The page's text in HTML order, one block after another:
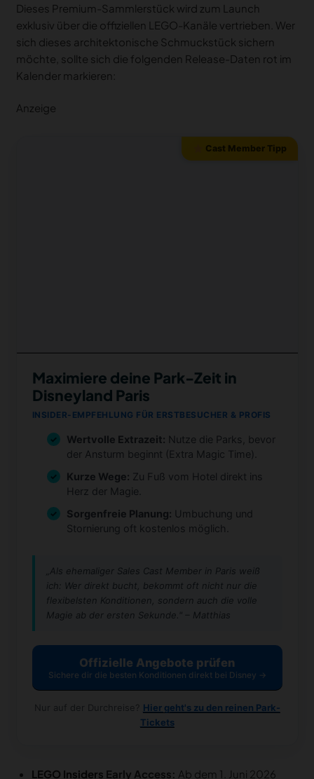
Dieses Premium-Sammlerstück wird zum Launch
exklusiv über die offiziellen LEGO-Kanäle vertrieben. Wer
sich dieses architektonische Schmuckstück sichern
möchte, sollte sich die folgenden Release-Daten rot im
Kalender markieren:
Anzeige
Cast Member Tipp
Maximiere deine Park-Zeit in
Disneyland Paris
INSIDER-EMPFEHLUNG FÜR ERSTBESUCHER & PROFIS
Wertvolle Extrazeit: Nutze die Parks, bevor
der Ansturm beginnt (Extra Magic Time).
Kurze Wege: Zu Fuß vom Hotel direkt ins
Herz der Magie.
Sorgenfreie Planung: Umbuchung und
Stornierung oft kostenlos möglich.
„Als ehemaliger Sales Cast Member in Paris weiß
ich: Wer direkt bucht, bekommt oft nicht nur die
flexibelsten Konditionen, sondern auch die volle
Magie ab der ersten Sekunde." – Matthias
Offizielle Angebote prüfen
Sichere dir die besten Konditionen direkt bei Disney →
Nur auf der Durchreise? Hier geht's zu den reinen Park-
Tickets
LEGO Insiders Early Access: Ab dem 1. Juni 2026